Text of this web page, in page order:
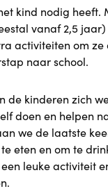
kind nodig heeft.
vanaf 2,5 jaar)
activiteiten om ze
naar school.
de kinderen zich
doen en helpen
we de laatste
eten en om te
leuke activiteit